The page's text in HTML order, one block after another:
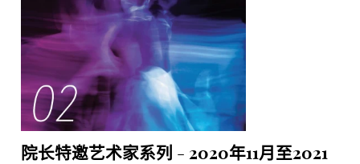
院长特邀艺术家系列 - 2020年11月至2021